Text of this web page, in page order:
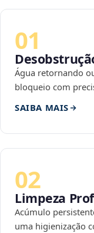
01
Água retornando
bloqueio com
SAIBA MAIS
02
Limpeza
Acúmulo
uma higienização